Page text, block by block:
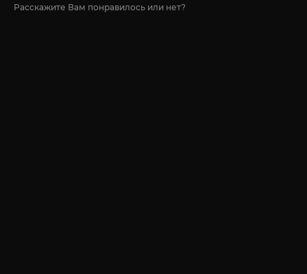
Расскажите Вам понравилось или нет?